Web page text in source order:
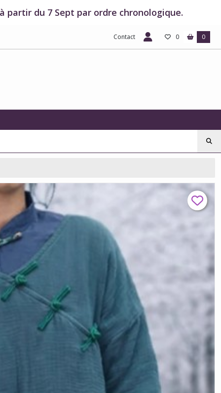
partir du 7 Sept par ordre chronologique.
Contact 0 0